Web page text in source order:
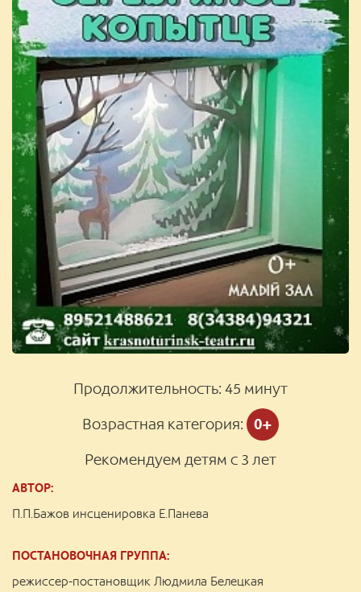
Продолжительность: 45 минут
Возрастная категория: 0+
Рекомендуем детям с 3 лет
АВТОР:
П.П.Бажов инсценировка Е.Панева
ПОСТАНОВОЧНАЯ ГРУППА:
режиссер-постановщик Людмила Белецкая